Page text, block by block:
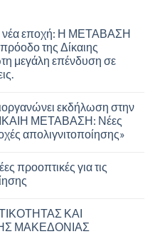
νέα εποχή: Η ΜΕΤΑΒΑΣΗ
της Δίκαιης
μεγάλη επένδυση σε
εκδήλωση στην
ΜΕΤΑΒΑΣΗ: Νέες
απολιγνιτοποίησης»
για τις
ΚΑΙ
ΜΑΚΕΔΟΝΙΑΣ